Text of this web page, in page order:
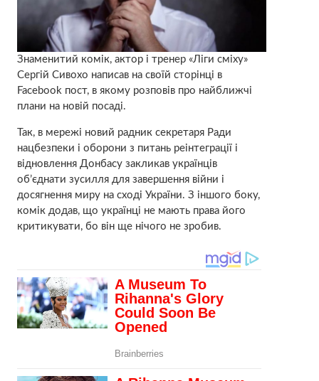
Знаменитий комік, актор і тренер «Ліги сміху»
Сергій Сивохо написав на своїй сторінці в
Facebook пост, в якому розповів про найближчі
плани на новій посаді.
Так, в мережі новий радник секретаря Ради
нацбезпеки і оборони з питань реінтеграції і
відновлення Донбасу закликав українців
об’єднати зусилля для завершення війни і
досягнення миру на сході України. З іншого боку,
комік додав, що українці не мають права його
критикувати, бо він ще нічого не зробив.